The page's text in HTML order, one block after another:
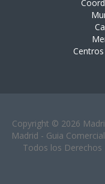
Copyright © 2026
Madrid - Guia
Todos los Derechos